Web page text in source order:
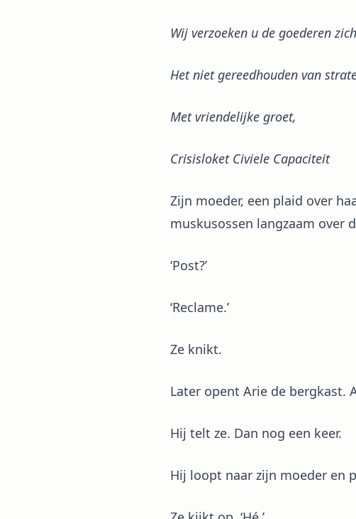
Wij verzoeken u de goederen
Het niet gereedhouden van
Met vriendelijke groet,
Crisisloket Civiele Capaciteit
Zijn moeder, een plaid over
muskusossen langzaam over
‘Post?’
‘Reclame.’
Ze knikt.
Later opent Arie de bergkast.
Hij telt ze. Dan nog een keer.
Hij loopt naar zijn moeder en